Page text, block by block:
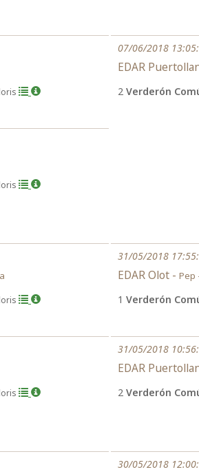
07/06/2018
EDAR
2 Verderón
31/05/2018
EDAR Olot - Pep
1 Verderón
31/05/2018
EDAR
2 Verderón
30/05/2018